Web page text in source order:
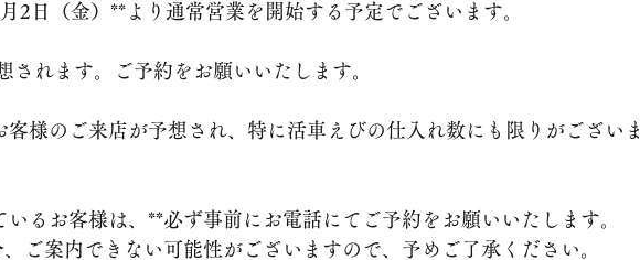
2日（金）**より通常営業を開始する予定でございます。
されます。ご予約をお願いいたします。
客様のご来店が予想され、特に活車えびの仕入れ数にも限りがございま
いるお客様は、**必ず事前にお電話にてご予約をお願いいたします。
ご案内できない可能性がございますので、予めご了承ください。